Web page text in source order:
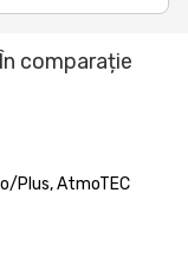
comparație
Plus, AtmoTEC